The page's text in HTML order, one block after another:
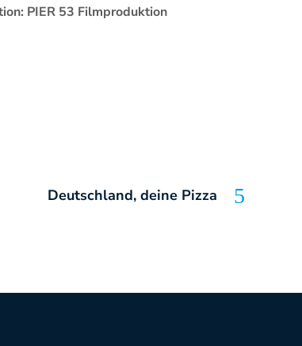
PIER 53 Filmproduktion
Deutschland, deine Pizza